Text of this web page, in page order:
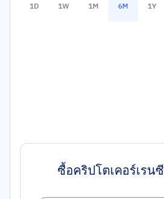
1D 1W 1M 6M 1Y
ซื้อคริปโตเคอร์เรนซี